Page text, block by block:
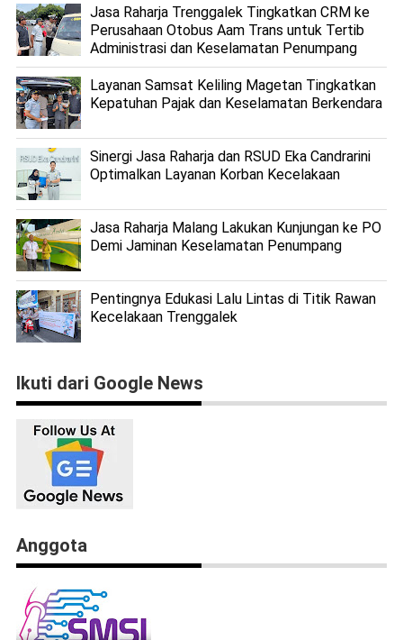
Jasa Raharja Trenggalek Tingkatkan CRM ke
Perusahaan Otobus Aam Trans untuk Tertib
Administrasi dan Keselamatan Penumpang
Layanan Samsat Keliling Magetan Tingkatkan
Kepatuhan Pajak dan Keselamatan Berkendara
Sinergi Jasa Raharja dan RSUD Eka Candrarini
Optimalkan Layanan Korban Kecelakaan
Jasa Raharja Malang Lakukan Kunjungan ke PO
Demi Jaminan Keselamatan Penumpang
Pentingnya Edukasi Lalu Lintas di Titik Rawan
Kecelakaan Trenggalek
Ikuti dari Google News
Anggota